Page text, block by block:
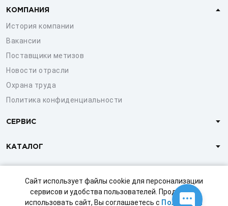
Сайт использует файлы cookie для персонализации
сервисов и удобства пользователей. Продолжая
использовать сайт, Вы соглашаетесь с Политикой
КОМПАНИЯ
История компании
Вакансии
Поставщики метизов
Новости отрасли
Охрана труда
Политика конфиденциальности
СЕРВИС
КАТАЛОГ